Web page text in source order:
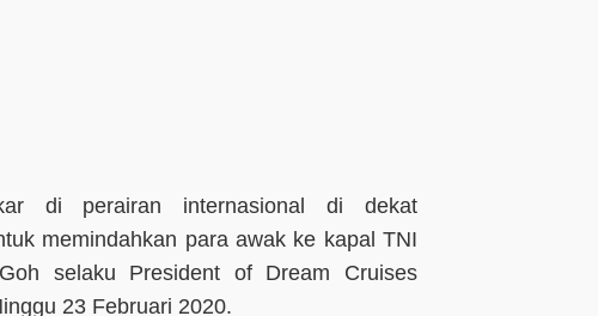
di perairan internasional di dekat
memindahkan para awak ke kapal TNI
selaku President of Dream Cruises
23 Februari 2020.